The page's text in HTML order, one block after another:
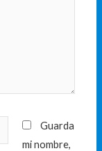
Guarda
mi nombre,